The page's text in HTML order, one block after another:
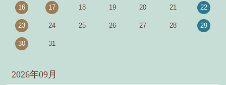
16 17 18 19 20 21 22
23 24 25 26 27 28 29
30 31
2026年09月